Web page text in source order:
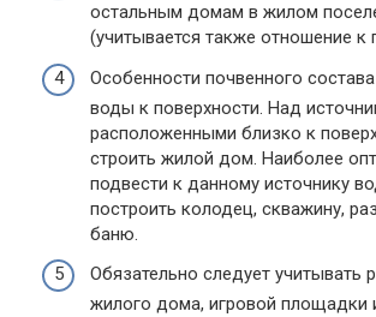
остальным домам в жилом
(учитывается также отношение к
Особенности почвенного
воды к поверхности. Над
расположенными близко к
строить жилой дом. Наиболее
подвести к данному источнику
построить колодец, скважину,
баню.
Обязательно следует учитывать
жилого дома, игровой площадки